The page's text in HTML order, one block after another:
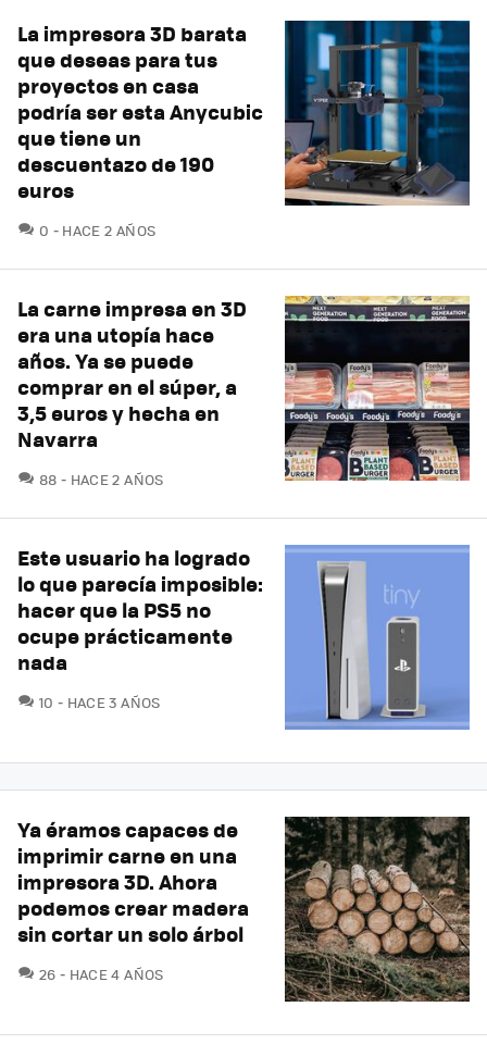
La impresora 3D barata
que deseas para tus
proyectos en casa
podría ser esta Anycubic
que tiene un
descuentazo de 190
euros
0 COMENTARIOS
HACE 2 AÑOS
La carne impresa en 3D
era una utopía hace
años. Ya se puede
comprar en el súper, a
3,5 euros y hecha en
Navarra
88 COMENTARIOS
HACE 2 AÑOS
Este usuario ha logrado
lo que parecía imposible:
hacer que la PS5 no
ocupe prácticamente
nada
10 COMENTARIOS
HACE 3 AÑOS
Ya éramos capaces de
imprimir carne en una
impresora 3D. Ahora
podemos crear madera
sin cortar un solo árbol
26 COMENTARIOS
HACE 4 AÑOS